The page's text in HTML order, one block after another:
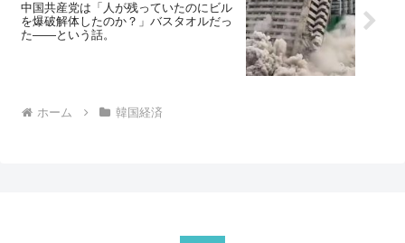
中国共産党は「人が残っていたのにビル
を爆破解体したのか？」バスタオルだっ
た――という話。
ホーム 韓国経済